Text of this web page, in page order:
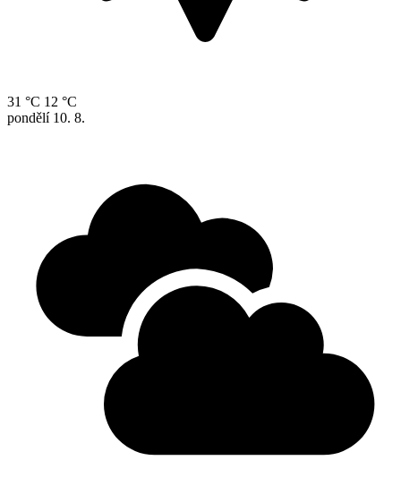
31 °C 12 °C
pondělí 10. 8.